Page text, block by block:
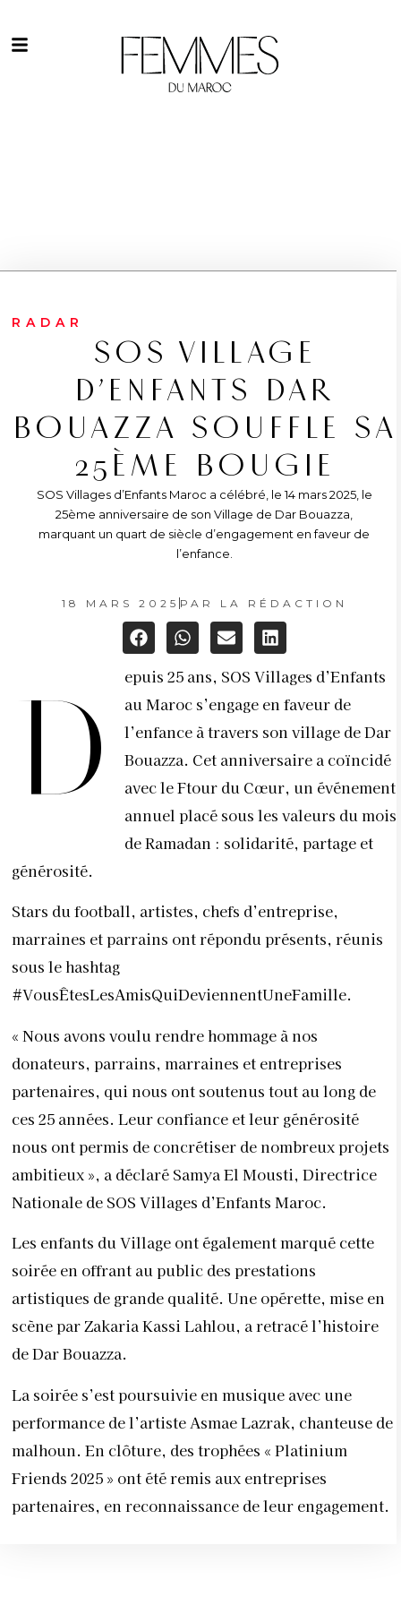
RADAR
SOS VILLAGE
D’ENFANTS DAR
BOUAZZA SOUFFLE SA
25ÈME BOUGIE
SOS Villages d’Enfants Maroc a célébré, le 14 mars 2025, le
25ème anniversaire de son Village de Dar Bouazza,
marquant un quart de siècle d’engagement en faveur de
l’enfance.
18 MARS 2025 PAR LA RÉDACTION
D
epuis 25 ans, SOS Villages d’Enfants
au Maroc s’engage en faveur de
l’enfance à travers son village de Dar
Bouazza. Cet anniversaire a coïncidé
avec le Ftour du Cœur, un événement
annuel placé sous les valeurs du mois
de Ramadan : solidarité, partage et
générosité.
Stars du football, artistes, chefs d’entreprise,
marraines et parrains ont répondu présents, réunis
sous le hashtag
#VousÊtesLesAmisQuiDeviennentUneFamille.
« Nous avons voulu rendre hommage à nos
donateurs, parrains, marraines et entreprises
partenaires, qui nous ont soutenus tout au long de
ces 25 années. Leur confiance et leur générosité
nous ont permis de concrétiser de nombreux projets
ambitieux », a déclaré Samya El Mousti, Directrice
Nationale de SOS Villages d’Enfants Maroc.
Les enfants du Village ont également marqué cette
soirée en offrant au public des prestations
artistiques de grande qualité. Une opérette, mise en
scène par Zakaria Kassi Lahlou, a retracé l’histoire
de Dar Bouazza.
La soirée s’est poursuivie en musique avec une
performance de l’artiste Asmae Lazrak, chanteuse de
malhoun. En clôture, des trophées « Platinium
Friends 2025 » ont été remis aux entreprises
partenaires, en reconnaissance de leur engagement.